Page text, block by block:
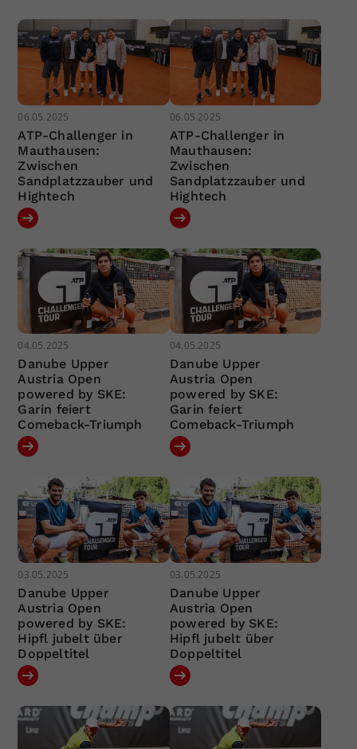
06.05.2025
ATP-Challenger in
Mauthausen:
Zwischen
Sandplatzzauber und
Hightech
06.05.2025
ATP-Challenger in
Mauthausen:
Zwischen
Sandplatzzauber und
Hightech
04.05.2025
Danube Upper
Austria Open
powered by SKE:
Garin feiert
Comeback-Triumph
04.05.2025
Danube Upper
Austria Open
powered by SKE:
Garin feiert
Comeback-Triumph
03.05.2025
Danube Upper
Austria Open
powered by SKE:
Hipfl jubelt über
Doppeltitel
03.05.2025
Danube Upper
Austria Open
powered by SKE:
Hipfl jubelt über
Doppeltitel